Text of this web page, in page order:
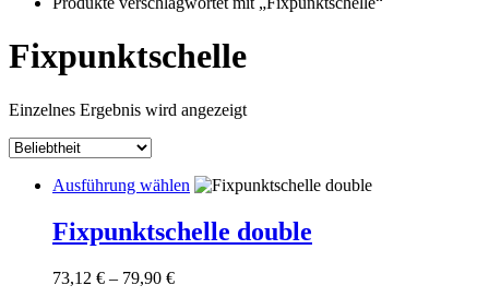
Fixpunktschelle
Einzelnes Ergebnis wird angezeigt
Ausführung wählen Dieses
weist
mehrere
Fixpunktschelle double
73,12 € – 79,90 €Preisspanne: